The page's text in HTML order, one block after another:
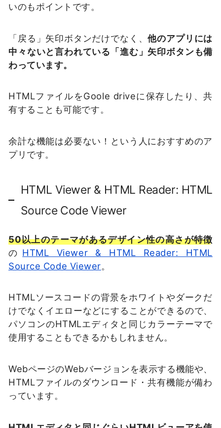
いのもポイントです。
「戻る」矢印ボタンだけでなく、他のアプリには
中々ないと言われている「進む」矢印ボタンも備
わっています。
HTMLファイルをGoole driveに保存したり、共
有することも可能です。
余計な機能は必要ない！という人におすすめのア
プリです。
HTML Viewer & HTML Reader: HTML
Source Code Viewer
50以上のテーマがあるデザイン性の高さが特徴
の HTML Viewer & HTML Reader: HTML
Source Code Viewer。
HTMLソースコードの背景をホワイトやダークだ
けでなくイエローなどにすることができるので、
パソコンのHTMLエディタと同じカラーテーマで
使用することもできるかもしれません。
WebページのWebバージョンを表示する機能や、
HTMLファイルのダウンロード・共有機能が備わ
っています。